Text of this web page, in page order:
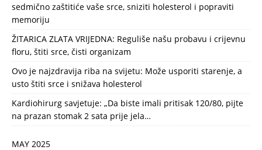
sedmično zaštitiće vaše srce, sniziti holesterol i popraviti
memoriju
ŽITARICA ZLATA VRIJEDNA: Reguliše našu probavu i crijevnu
floru, štiti srce, čisti organizam
Ovo je najzdravija riba na svijetu: Može usporiti starenje, a
usto štiti srce i snižava holesterol
Kardiohirurg savjetuje: „Da biste imali pritisak 120/80, pijte
na prazan stomak 2 sata prije jela…
MAY 2025